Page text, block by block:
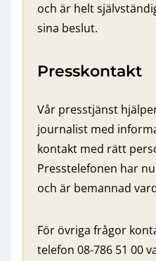
och är helt
sina beslut.
Presskontakt
Vår presstjänst
journalist med
kontakt med rätt
Presstelefonen har
och är bemannad
För övriga frågor
telefon 08-786 51 00